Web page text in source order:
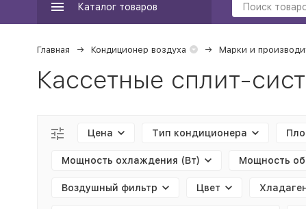
Каталог товаров
Главная Кондиционер воздуха Марки и
Кассетные сплит-
Цена Тип кондиционера
Мощность охлаждения (Вт) Мощность
Воздушный фильтр Цвет